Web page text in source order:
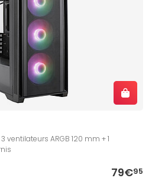
ventilateurs ARGB 120 mm + 1
79€95